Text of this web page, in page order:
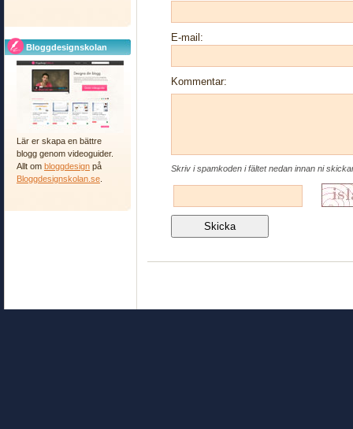
Bloggdesignskolan
Lär er skapa en bättre
blogg genom videoguider.
Allt om bloggdesign på
Bloggdesignskolan.se
E-mail:
Kommentar:
Skriv i spamkoden i fältet nedan innan ni